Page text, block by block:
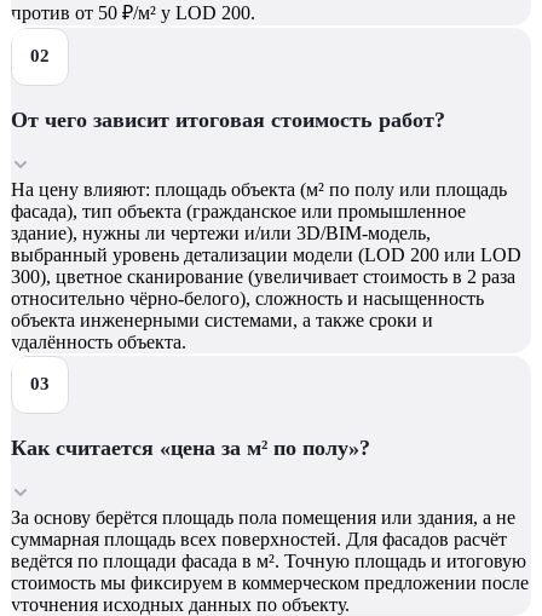
против от 50 ₽/м² у LOD 200.
От чего зависит итоговая стоимость работ?
На цену влияют: площадь объекта (м² по полу или площадь
фасада), тип объекта (гражданское или промышленное
здание), нужны ли чертежи и/или 3D/BIM-модель,
выбранный уровень детализации модели (LOD 200 или LOD
300), цветное сканирование (увеличивает стоимость в 2 раза
относительно чёрно-белого), сложность и насыщенность
объекта инженерными системами, а также сроки и
удалённость объекта.
Как считается «цена за м² по полу»?
За основу берётся площадь пола помещения или здания, а не
суммарная площадь всех поверхностей. Для фасадов расчёт
ведётся по площади фасада в м². Точную площадь и итоговую
стоимость мы фиксируем в коммерческом предложении после
уточнения исходных данных по объекту.